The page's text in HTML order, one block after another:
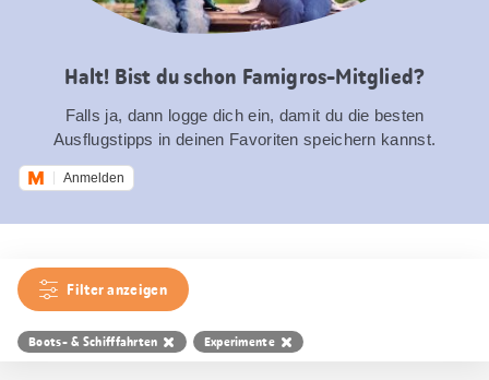
Halt! Bist du schon Famigros-Mitglied?
Falls ja, dann logge dich ein, damit du die besten
Ausflugstipps in deinen Favoriten speichern kannst.
Anmelden
Filter anzeigen
Boots- & Schifffahrten Experimente